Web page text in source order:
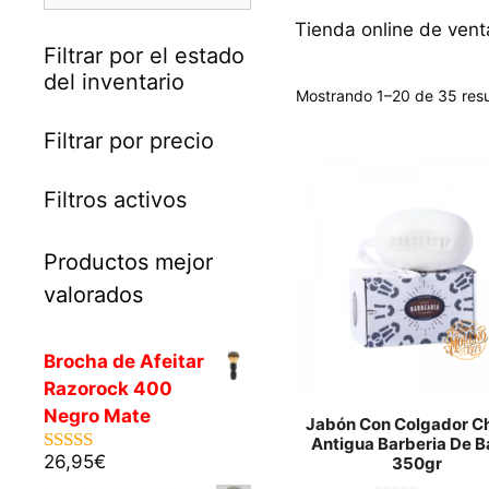
Tienda online de
Mostrando 1–20 de 35
Jabón Con Colgador
Antigua Barberia De
350gr
Filtrar por el estado
del inventario
Filtrar por precio
Filtros activos
Productos mejor
valorados
Brocha de Afeitar
Razorock 400
Negro Mate
5.00de 5
26,95€